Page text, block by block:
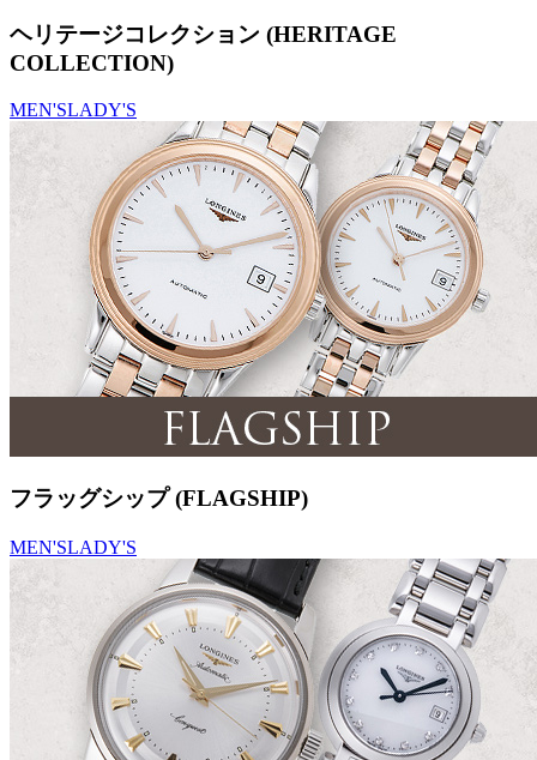
ヘリテージコレクション (HERITAGE
COLLECTION)
MEN'SLADY'S
フラッグシップ (FLAGSHIP)
MEN'SLADY'S